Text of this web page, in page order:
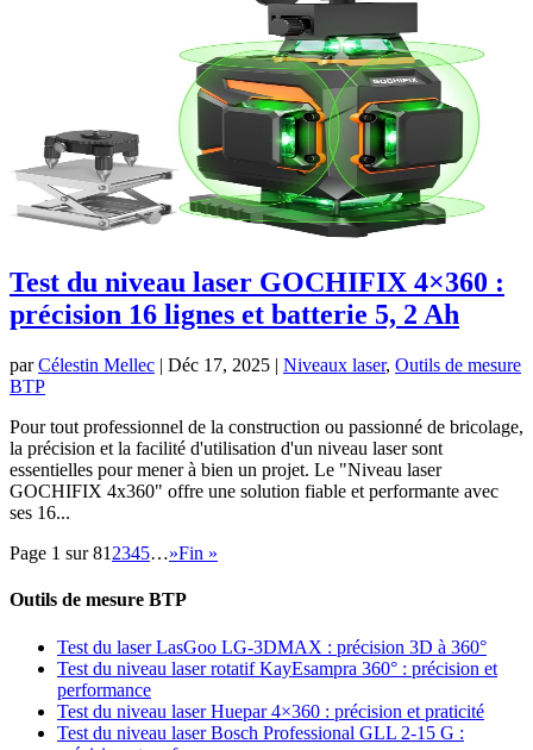
Test du niveau laser GOCHIFIX 4×360 :
précision 16 lignes et batterie 5, 2 Ah
parCélestin Mellec | Déc 17, 2025 | Niveaux laser, Outils de mesure
BTP
Pour tout professionnel de la construction ou passionné de bricolage,
la précision et la facilité d'utilisation d'un niveau laser sont
essentielles pour mener à bien un projet. Le "Niveau laser
GOCHIFIX 4x360" offre une solution fiable et performante avec
ses 16...
Page 1 sur 81 2345…»Fin »
Outils de mesure BTP
Test du laser LasGoo LG-3DMAX : précision 3D à 360°
Test du niveau laser rotatif KayEsampra 360° : précision et
performance
Test du niveau laser Huepar 4×360 : précision et praticité
Test du niveau laser Bosch Professional GLL 2-15 G :